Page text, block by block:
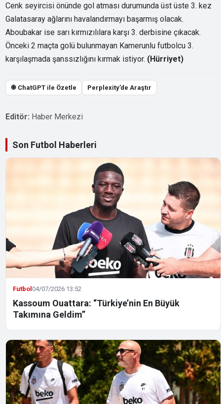
Cenk seyircisi önünde gol atması durumunda üst üste 3. kez
Galatasaray ağlarını havalandırmayı başarmış olacak.
Aboubakar ise sarı kırmızılılara karşı 3. derbisine çıkacak.
Önceki 2 maçta golü bulunmayan Kamerunlu futbolcu 3.
karşılaşmada şanssızlığını kırmak istiyor. (Hürriyet)
֎ ChatGPT ile Özetle Perplexity’de Araştır
Editör: Haber Merkezi
Son Futbol Haberleri
Futbol04/07/2026 13:52
Kassoum Ouattara: “Türkiye’nin En Büyük
Takımına Geldim”